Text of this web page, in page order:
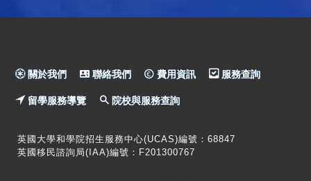
關於我們 聯絡我們 費用資訊 服務查詢
留學服務導覽 院校與服務查詢
英國大學和學院招生服務中心(UCAS)編號：68847
英國移民諮詢局(IAA)編號：F201300767